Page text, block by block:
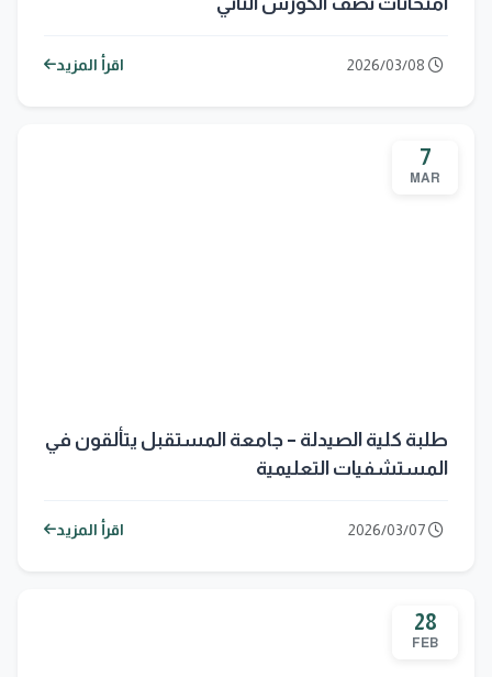
اقرأ المزيد
7
MAR
طلبة كلية الصيدلة – جامعة المستقبل يتألقون في
المستشفيات التعليمية
اقرأ المزيد
28
FEB